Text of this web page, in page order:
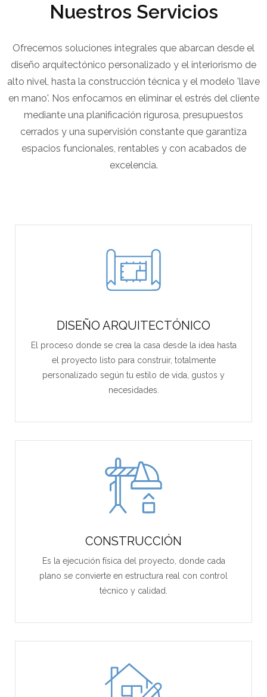
Nuestros Servicios
Ofrecemos soluciones integrales que abarcan desde el
diseño arquitectónico personalizado y el interiorismo de
alto nivel, hasta la construcción técnica y el modelo 'llave
en mano'. Nos enfocamos en eliminar el estrés del cliente
mediante una planificación rigurosa, presupuestos
cerrados y una supervisión constante que garantiza
espacios funcionales, rentables y con acabados de
excelencia.
DISEÑO ARQUITECTÓNICO
El proceso donde se crea la casa desde la idea hasta
el proyecto listo para construir, totalmente
personalizado según tu estilo de vida, gustos y
necesidades.
CONSTRUCCIÓN
Es la ejecución física del proyecto, donde cada
plano se convierte en estructura real con control
técnico y calidad.